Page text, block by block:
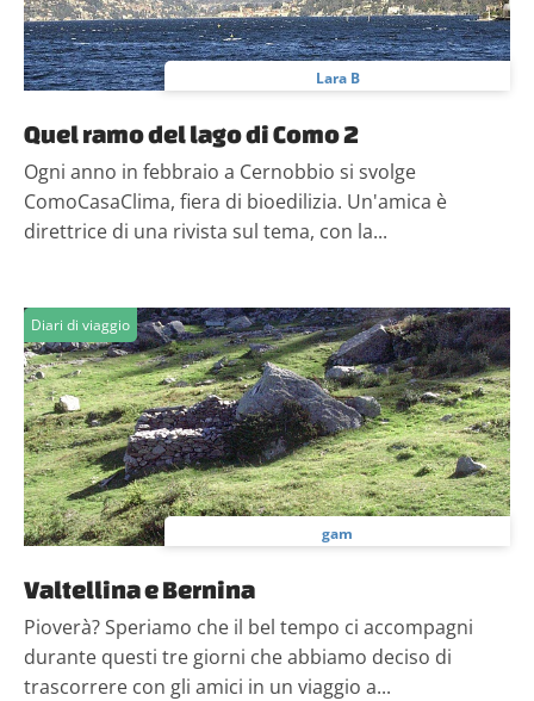
Lara B
Quel ramo del lago di Como 2
Ogni anno in febbraio a Cernobbio si svolge
ComoCasaClima, fiera di bioedilizia. Un'amica è
direttrice di una rivista sul tema, con la...
Diari di viaggio
gam
Valtellina e Bernina
Pioverà? Speriamo che il bel tempo ci accompagni
durante questi tre giorni che abbiamo deciso di
trascorrere con gli amici in un viaggio a...